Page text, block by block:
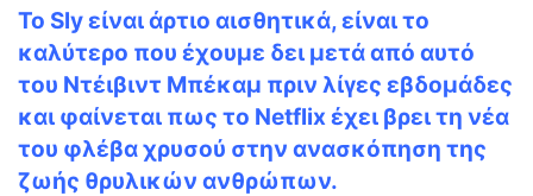
Το Sly είναι άρτιο αισθητικά, είναι το
καλύτερο που έχουμε δει μετά από αυτό
του Ντέιβιντ Μπέκαμ πριν λίγες εβδομάδες
και φαίνεται πως το Netflix έχει βρει τη νέα
του φλέβα χρυσού στην ανασκόπηση της
ζωής θρυλικών ανθρώπων.